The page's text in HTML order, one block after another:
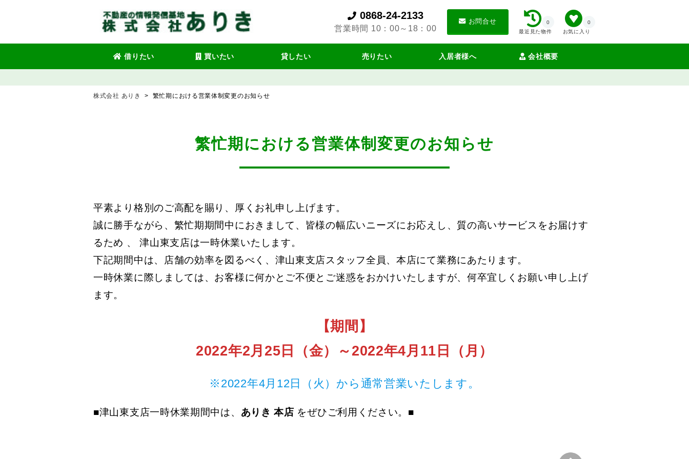
お気に入り
0
最近見た物件
0
お問合せ
0868-24-2133
営業時間 10：00～18：00
借りたい 買いたい 貸したい 売りたい 入居者様へ 会社概要
株式会社 ありき > 繁忙期における営業体制変更のお知らせ
繁忙期における営業体制変更のお知らせ
平素より格別のご高配を賜り、厚くお礼申し上げます。
誠に勝手ながら、繁忙期期間中におきまして、皆様の幅広いニーズにお応えし、質の高いサービスをお届けす
るため 、 津山東支店は一時休業いたします。
下記期間中は、店舗の効率を図るべく、津山東支店スタッフ全員、本店にて業務にあたります。
一時休業に際しましては、お客様に何かとご不便とご迷惑をおかけいたしますが、何卒宜しくお願い申し上げ
ます。
【期間】
2022年2月25日（金）～2022年4月11日（月）
※2022年4月12日（火）から通常営業いたします。
■津山東支店一時休業期間中は、 ありき 本店 をぜひご利用ください。■